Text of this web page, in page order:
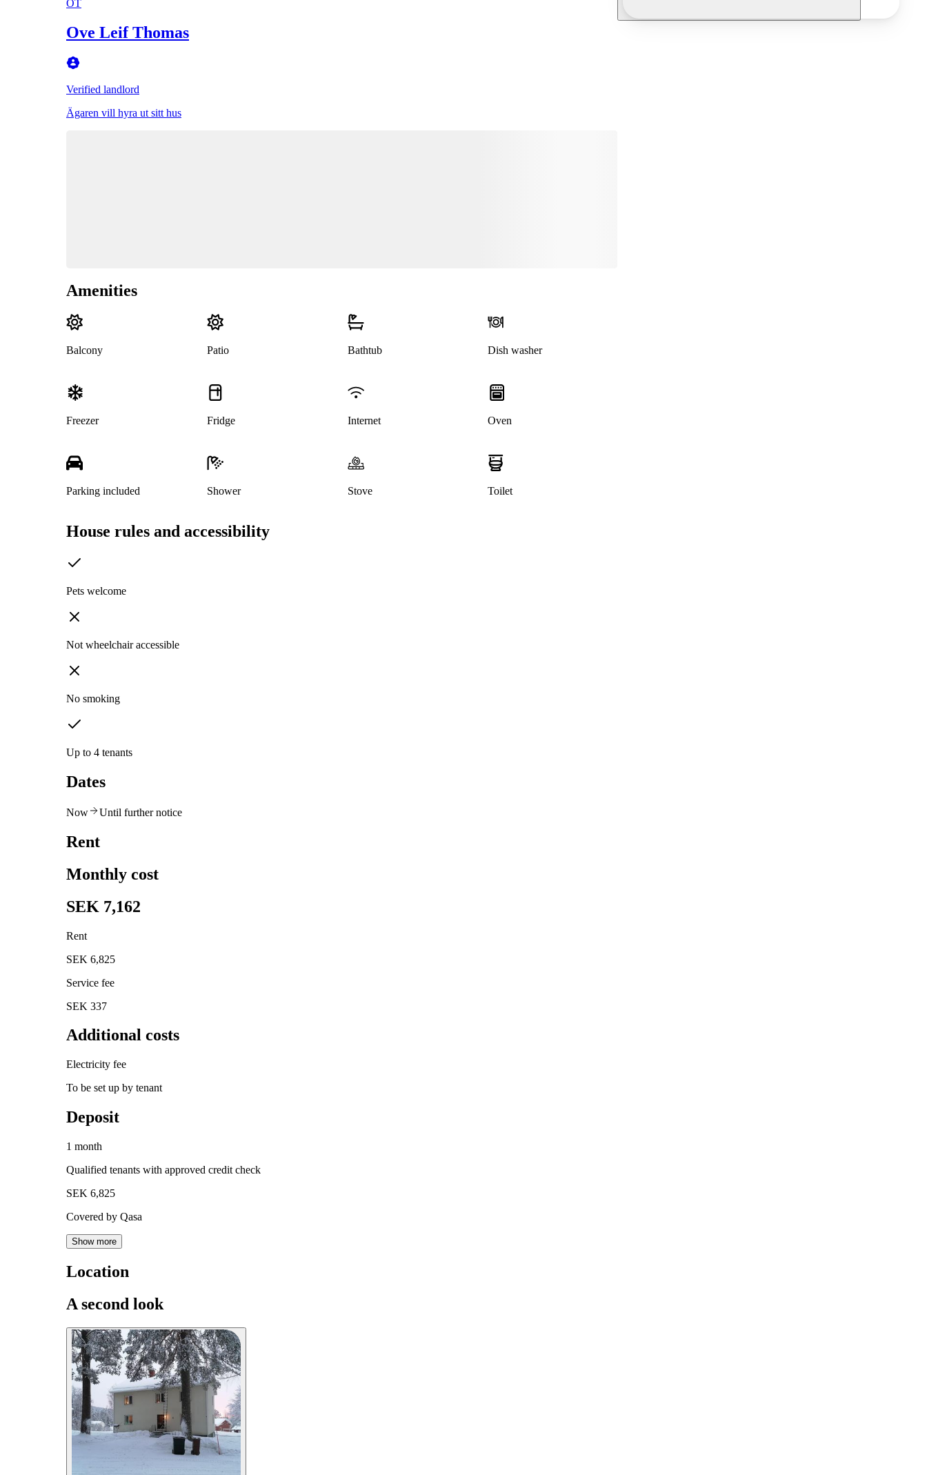
OT
Ove Leif Thomas
Verified landlord
Ägaren vill hyra ut sitt hus
Amenities
Balcony Patio Bathtub Dish washer
Freezer Fridge Internet Oven
Parking included Shower Stove Toilet
House rules and accessibility
Pets welcome
Not wheelchair accessible
No smoking
Up to 4 tenants
Dates
Now Until further notice
Rent
Monthly cost
SEK 7,162
Rent
SEK 6,825
Service fee
SEK 337
Additional costs
Electricity fee
To be set up by tenant
Deposit
1 month
Qualified tenants with approved credit check
SEK 6,825
Covered by Qasa
Show more
Location
A second look